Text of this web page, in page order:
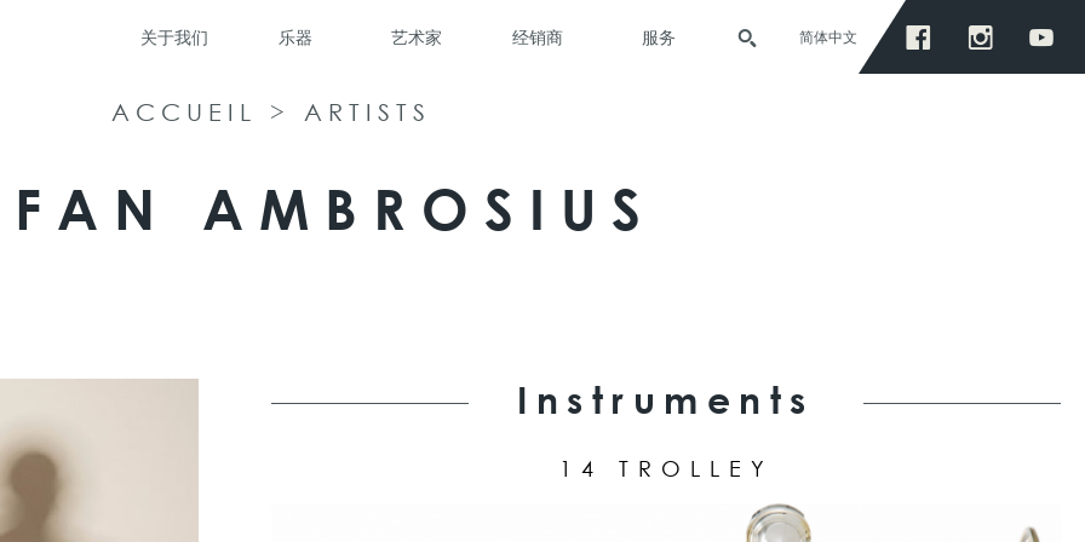
关于我们 乐器 艺术家 经销商 服务 简体中文
ACCUEIL > ARTISTS
AMBROSIUS
Instruments
14 TROLLEY